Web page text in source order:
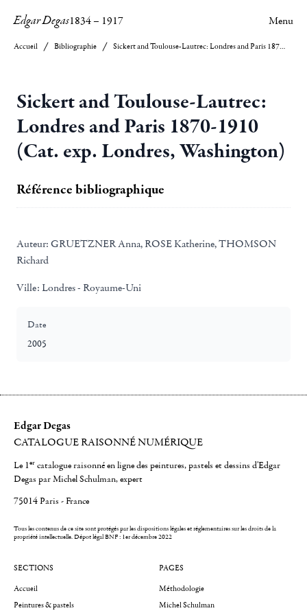
Edgar Degas1834– 1917 Menu
Accueil Bibliographie Sickert and Toulouse-Lautrec: Londres and Paris 1870-1910 (Cat. exp. Londres, Washington)
Sickert and Toulouse-Lautrec:
Londres and Paris 1870-1910
(Cat. exp. Londres, Washington)
Référence bibliographique
Auteur: GRUETZNER Anna, ROSE Katherine, THOMSON
Richard
Ville: Londres - Royaume-Uni
Date
2005
Edgar Degas
CATALOGUE RAISONNÉ NUMÉRIQUE
Le 1er catalogue raisonné en ligne des peintures, pastels et dessins d'Edgar
Degas par Michel Schulman, expert
75014 Paris - France
Tous les contenus de ce site sont protégés par les dispositions légales et réglementaires sur les droits de la
propriété intellectuelle.Dépot légal BNF : 1er décembre 2022
SECTIONS
Accueil
Peintures & pastels
PAGES
Méthodologie
Michel Schulman